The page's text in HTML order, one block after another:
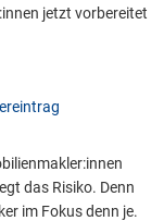
jetzt vorbereitet
das Risiko. Denn
im Fokus denn je.